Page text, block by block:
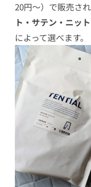
20円〜）で販売され
ト・サテン・ニッ
によって選べます。